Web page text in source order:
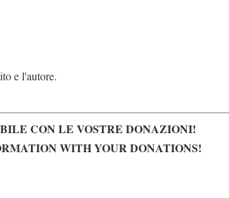
e l'autore.
CON LE VOSTRE DONAZIONI!
WITH YOUR DONATIONS!